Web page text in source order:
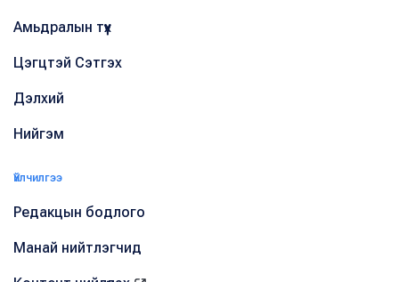
Амьдралын түүх
Цэгцтэй Сэтгэх
Дэлхий
Нийгэм
Үйлчилгээ
Редакцын бодлого
Манай нийтлэгчид